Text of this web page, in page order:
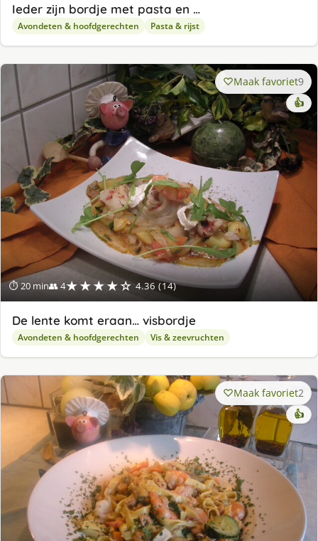
Ieder zijn bordje met pasta en …
Avondeten & hoofdgerechten Pasta & rijst
⏱ 20 min👥 4★★★★☆ 4.36 (14)
Maak favoriet9
👍
De lente komt eraan… visbordje
Avondeten & hoofdgerechten Vis & zeevruchten
Maak favoriet2
👍